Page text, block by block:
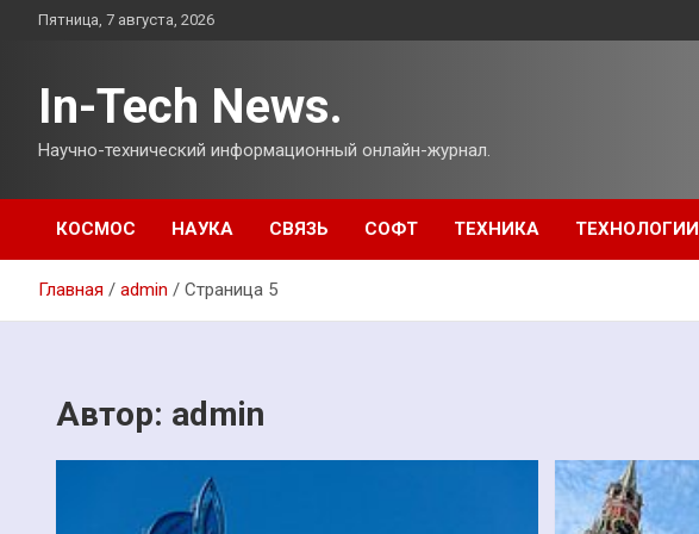
ПерейтиПятница, 7 августа, 2026
In-Tech News.
Научно-технический информационный онлайн-журнал.
КОСМОС НАУКА СВЯЗЬ СОФТ ТЕХНИКА ТЕХНОЛОГИИ
Главная admin Страница 5
Автор: admin